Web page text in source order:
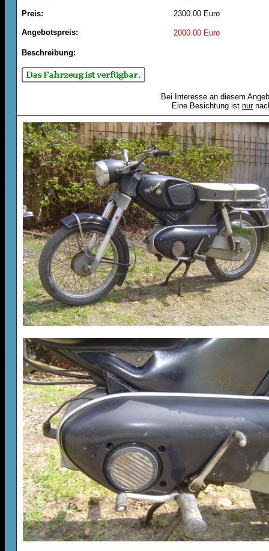
Preis: 2300.00 Euro
Angebotspreis: 2000.00 Euro
Beschreibung:
Bei Interesse an diesem
Eine Besichtung ist nur